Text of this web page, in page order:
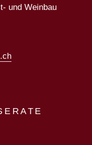
und Weinbau